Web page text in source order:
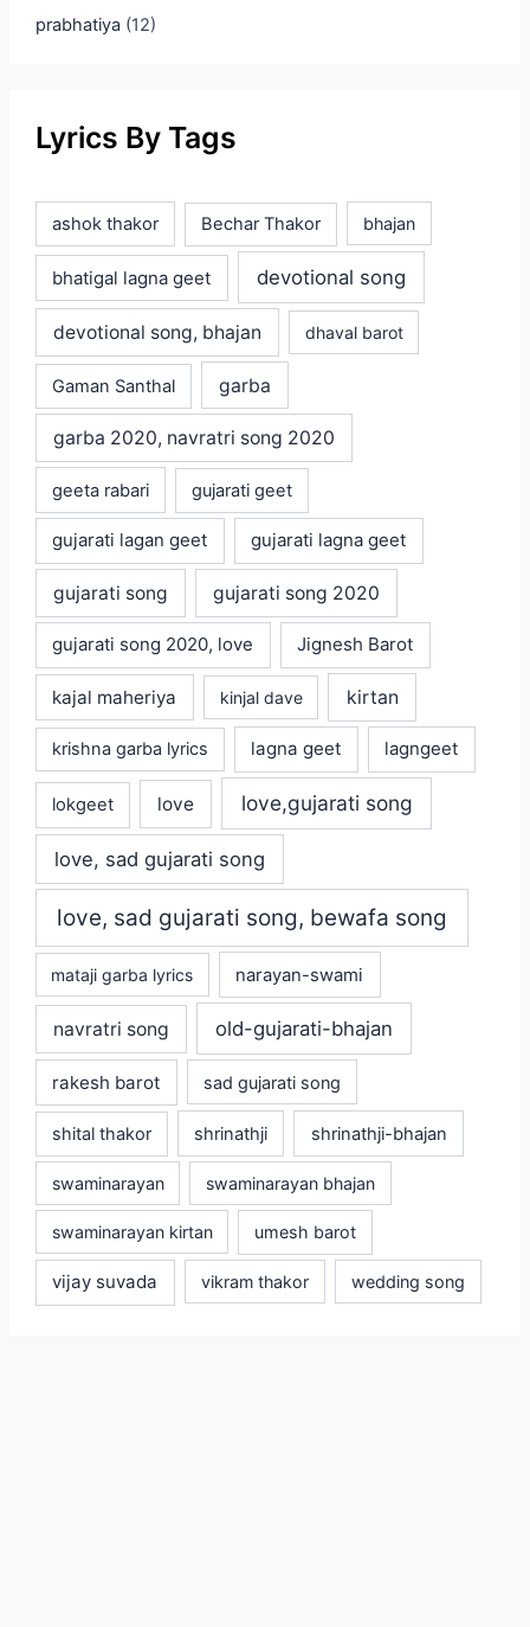
prabhatiya (12)
Lyrics By Tags
ashok thakor Bechar Thakor bhajan
bhatigal lagna geet devotional song
devotional song, bhajan dhaval barot
Gaman Santhal garba
garba 2020, navratri song 2020
geeta rabari gujarati geet
gujarati lagan geet gujarati lagna geet
gujarati song gujarati song 2020
gujarati song 2020, love Jignesh Barot
kajal maheriya kinjal dave kirtan
krishna garba lyrics lagna geet lagngeet
lokgeet love love,gujarati song
love, sad gujarati song
love, sad gujarati song, bewafa song
mataji garba lyrics narayan-swami
navratri song old-gujarati-bhajan
rakesh barot sad gujarati song
shital thakor shrinathji shrinathji-bhajan
swaminarayan swaminarayan bhajan
swaminarayan kirtan umesh barot
vijay suvada vikram thakor wedding song